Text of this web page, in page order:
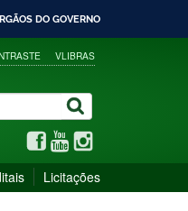
DO GOVERNO
VLIBRAS
Licitações